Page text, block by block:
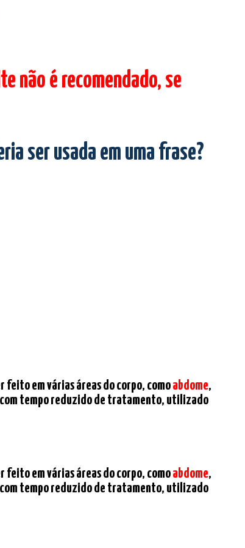
não é recomendado, se
ser usada em uma frase?
em várias áreas do corpo, comoabdome,
com tempo reduzido de tratamento, utilizado
em várias áreas do corpo, comoabdome,
com tempo reduzido de tratamento, utilizado